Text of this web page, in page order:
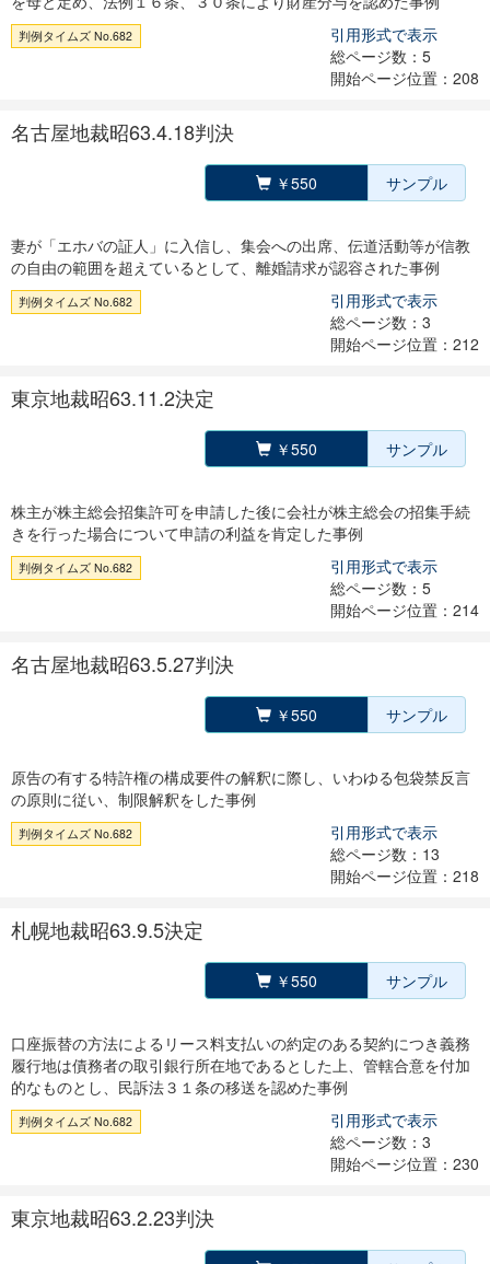
判例タイムズ No.682
引用形式で表示
総ページ数：5
開始ページ位置：208
名古屋地裁昭63.4.18判決
￥550 サンプル
妻が「エホバの証人」に入信し、集会への出席、伝道活動等が信教
の自由の範囲を超えているとして、離婚請求が認容された事例
判例タイムズ No.682
引用形式で表示
総ページ数：3
開始ページ位置：212
東京地裁昭63.11.2決定
￥550 サンプル
株主が株主総会招集許可を申請した後に会社が株主総会の招集手続
きを行った場合について申請の利益を肯定した事例
判例タイムズ No.682
引用形式で表示
総ページ数：5
開始ページ位置：214
名古屋地裁昭63.5.27判決
￥550 サンプル
原告の有する特許権の構成要件の解釈に際し、いわゆる包袋禁反言
の原則に従い、制限解釈をした事例
判例タイムズ No.682
引用形式で表示
総ページ数：13
開始ページ位置：218
札幌地裁昭63.9.5決定
￥550 サンプル
口座振替の方法によるリース料支払いの約定のある契約につき義務
履行地は債務者の取引銀行所在地であるとした上、管轄合意を付加
的なものとし、民訴法３１条の移送を認めた事例
判例タイムズ No.682
引用形式で表示
総ページ数：3
開始ページ位置：230
東京地裁昭63.2.23判決